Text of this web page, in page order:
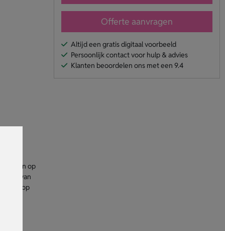
stippen op
van
naam op
Offerte aanvragen
Altijd een gratis digitaal voorbeeld
Persoonlijk contact voor hulp & advies
Klanten beoordelen ons met een 9.4